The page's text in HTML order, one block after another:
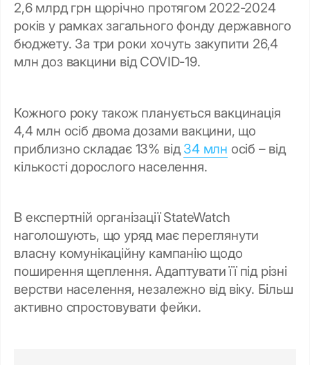
2,6 млрд грн щорічно протягом 2022-2024
років у рамках загального фонду державного
бюджету. За три роки хочуть закупити 26,4
млн доз вакцини від COVID-19.
Кожного року також планується вакцинація
4,4 млн осіб двома дозами вакцини, що
приблизно складає 13% від 34 млн осіб – від
кількості дорослого населення.
В експертній організації StateWatch
наголошують, що уряд має переглянути
власну комунікаційну кампанію щодо
поширення щеплення. Адаптувати її під різні
верстви населення, незалежно від віку. Більш
активно спростовувати фейки.